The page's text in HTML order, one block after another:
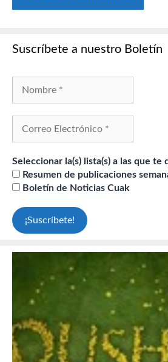
Suscríbete a nuestro Boletín
Seleccionar la(s) lista(s) a las que te
Resumen de publicaciones
Boletín de Noticias Cuak